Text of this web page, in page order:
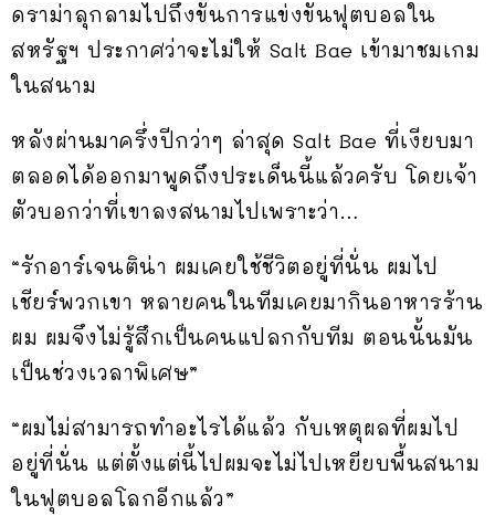
ดราม่าลุกลามไปถึงขั้นการแข่งขันฟุตบอลใน
สหรัฐฯ ประกาศว่าจะไม่ให้ Salt Bae เข้ามาชมเกม
ในสนาม
หลังผ่านมาครึ่งปีกว่าๆ ล่าสุด Salt Bae ที่เงียบมา
ตลอดได้ออกมาพูดถึงประเด็นนี้แล้วครับ โดยเจ้า
ตัวบอกว่าที่เขาลงสนามไปเพราะว่า…
“รักอาร์เจนติน่า ผมเคยใช้ชีวิตอยู่ที่นั่น ผมไป
เชียร์พวกเขา หลายคนในทีมเคยมากินอาหารร้าน
ผม ผมจึงไม่รู้สึกเป็นคนแปลกกับทีม ตอนนั้นมัน
เป็นช่วงเวลาพิเศษ”
“ผมไม่สามารถทำอะไรได้แล้ว กับเหตุผลที่ผมไป
อยู่ที่นั่น แต่ตั้งแต่นี้ไปผมจะไม่ไปเหยียบพื้นสนาม
ในฟุตบอลโลกอีกแล้ว”